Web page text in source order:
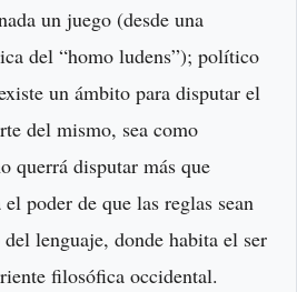
un juego (desde una
del “homo ludens”); político
un ámbito para disputar el
del mismo, sea como
querrá disputar más que
poder de que las reglas sean
lenguaje, donde habita el ser
filosófica occidental.